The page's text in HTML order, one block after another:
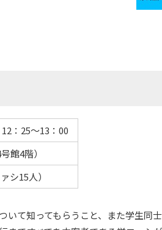
：25～13：00
館4階）
シ15人）
いて知ってもらうこと、また学生同